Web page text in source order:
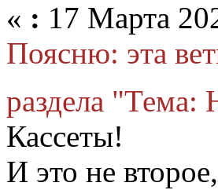
« : 17 Марта
Поясню: эта
раздела "Тема:
Кассеты!
И это не